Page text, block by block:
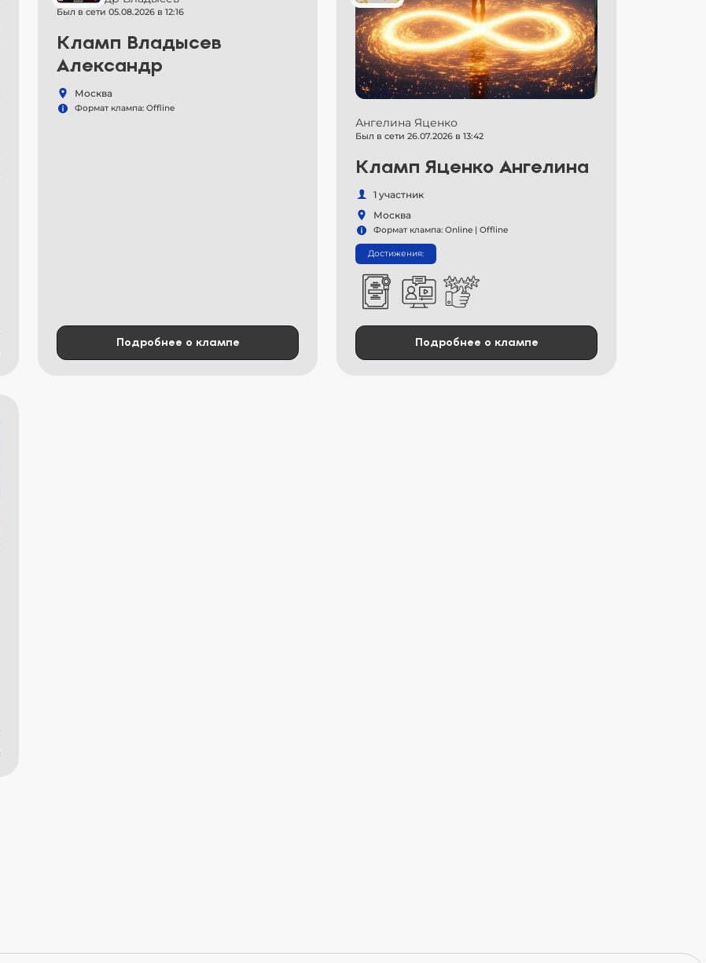
Был в сети 05.08.2026 в 12:16
Кламп Владысев
Александр
Москва
Формат клампа: Offline
Подробнее о клампе
Ангелина Яценко
Был в сети 26.07.2026 в 13:42
Кламп Яценко Ангелина
1 участник
Москва
Формат клампа: Online | Offline
Достижения:
Подробнее о клампе